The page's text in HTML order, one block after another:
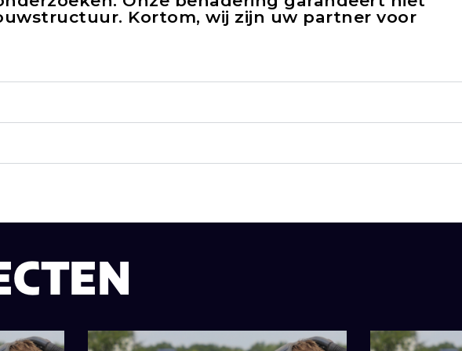
Kortom, wij zijn uw partner voor